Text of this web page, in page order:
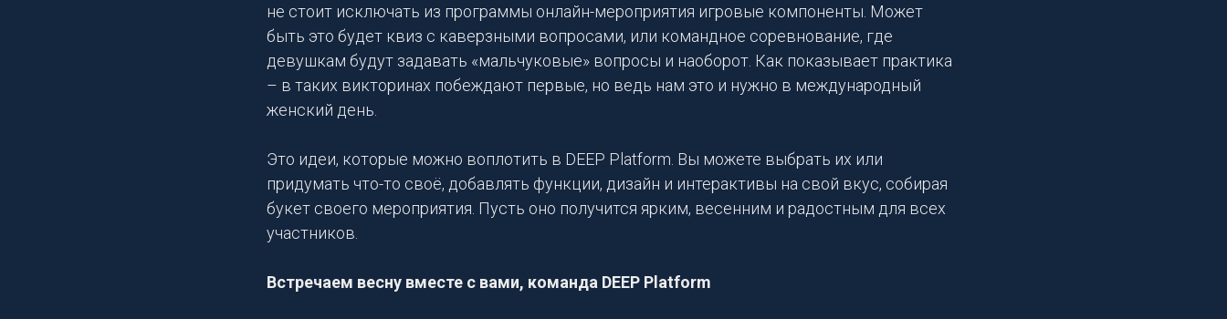
не стоит исключать из программы онлайн-мероприятия игровые компоненты. Может
быть это будет квиз с каверзными вопросами, или командное соревнование, где
девушкам будут задавать «мальчуковые» вопросы и наоборот. Как показывает практика
– в таких викторинах побеждают первые, но ведь нам это и нужно в международный
женский день.
Это идеи, которые можно воплотить в DEEP Platform. Вы можете выбрать их или
придумать что-то своё, добавлять функции, дизайн и интерактивы на свой вкус, собирая
букет своего мероприятия. Пусть оно получится ярким, весенним и радостным для всех
участников.
Встречаем весну вместе с вами, команда DEEP Platform